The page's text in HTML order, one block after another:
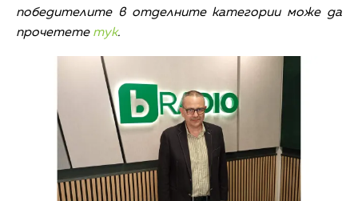
победителите в отделните категории може да
прочетете тук.